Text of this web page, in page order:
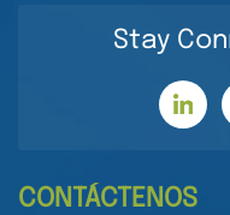
Stay
CONTÁCTENOS